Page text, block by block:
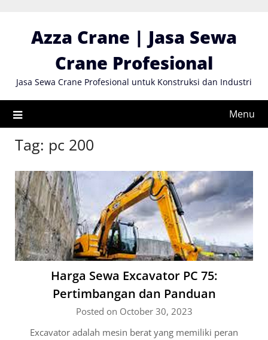
contentAzza Crane | Jasa Sewa
Crane Profesional
Jasa Sewa Crane Profesional untuk Konstruksi dan Industri
Menu
Tag: pc 200
Harga Sewa Excavator PC 75:
Pertimbangan dan Panduan
Posted on October 30, 2023
Excavator adalah mesin berat yang memiliki peran